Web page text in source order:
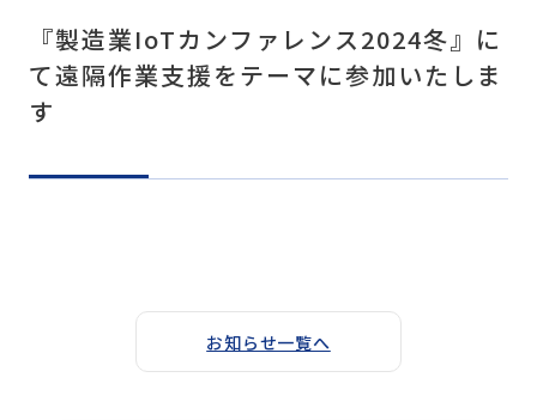
『製造業IoTカンファレンス2024冬』に
て遠隔作業支援をテーマに参加いたしま
す
お知らせ一覧へ